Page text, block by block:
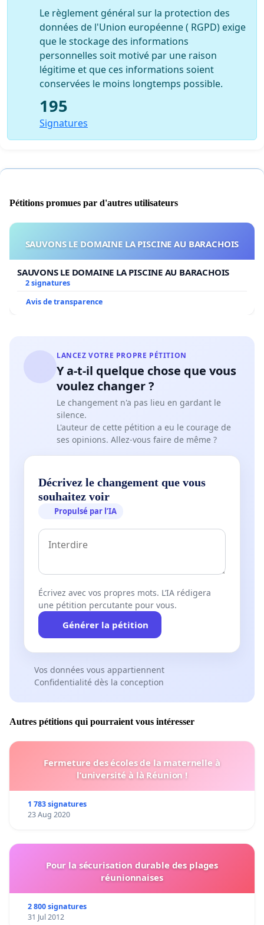
Such measures could include among others the use of
acrylic globes and / or an orange colored film to change
the tone and reduce the intensity of the white light.
Le règlement général sur la protection des
données de l'Union européenne ( RGPD) exige
que le stockage des informations
personnelles soit motivé par une raison
légitime et que ces informations soient
conservées le moins longtemps possible.
195
Signatures
Pétitions promues par d'autres utilisateurs
SAUVONS LE DOMAINE LA PISCINE AU BARACHOIS
SAUVONS LE DOMAINE LA PISCINE AU BARACHOIS
2 signatures
Avis de transparence
LANCEZ VOTRE PROPRE PÉTITION
Y a-t-il quelque chose que vous
voulez changer ?
Le changement n'a pas lieu en gardant le
silence.
L'auteur de cette pétition a eu le courage de
ses opinions. Allez-vous faire de même ?
Décrivez le changement que vous
souhaitez voir
Propulsé par l’IA
Écrivez avec vos propres mots. L’IA rédigera
une pétition percutante pour vous.
Générer la pétition
Vos données vous appartiennent
Confidentialité dès la conception
Autres pétitions qui pourraient vous intéresser
Fermeture des écoles de la maternelle à
l’université à là Réunion !
1 783 signatures
23 Aug 2020
Pour la sécurisation durable des plages
réunionnaises
2 800 signatures
31 Jul 2012